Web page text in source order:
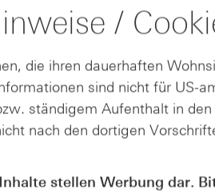
20 %. An der Börse kam der
6 %.
Hintergrund ist die hohe
Dadurch lässt sich
steigen lässt. Apple‑CEO Tim
noch nie einen so schnellen
teilweise an Konsumentinnen
Preisanpassungen schloss
/
die ihren dauerhaften
sind nicht für US-
ständigem Aufenthalt in
nach den dortigen
stellen Werbung dar.